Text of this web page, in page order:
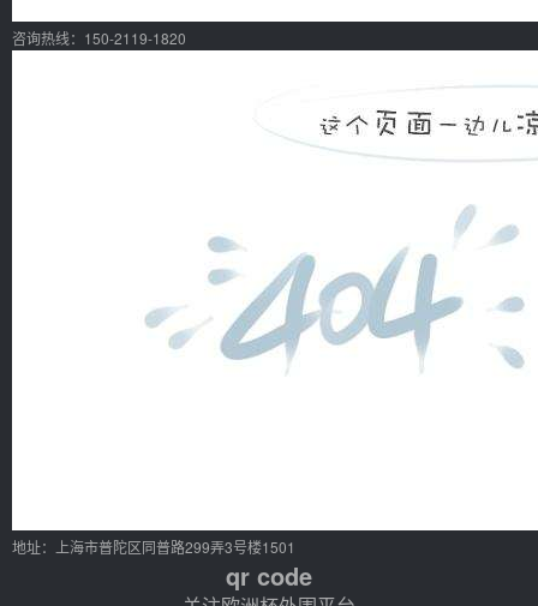
咨询热线：150-2119-1820
地址：上海市普陀区同普路299弄3号楼1501
qr code